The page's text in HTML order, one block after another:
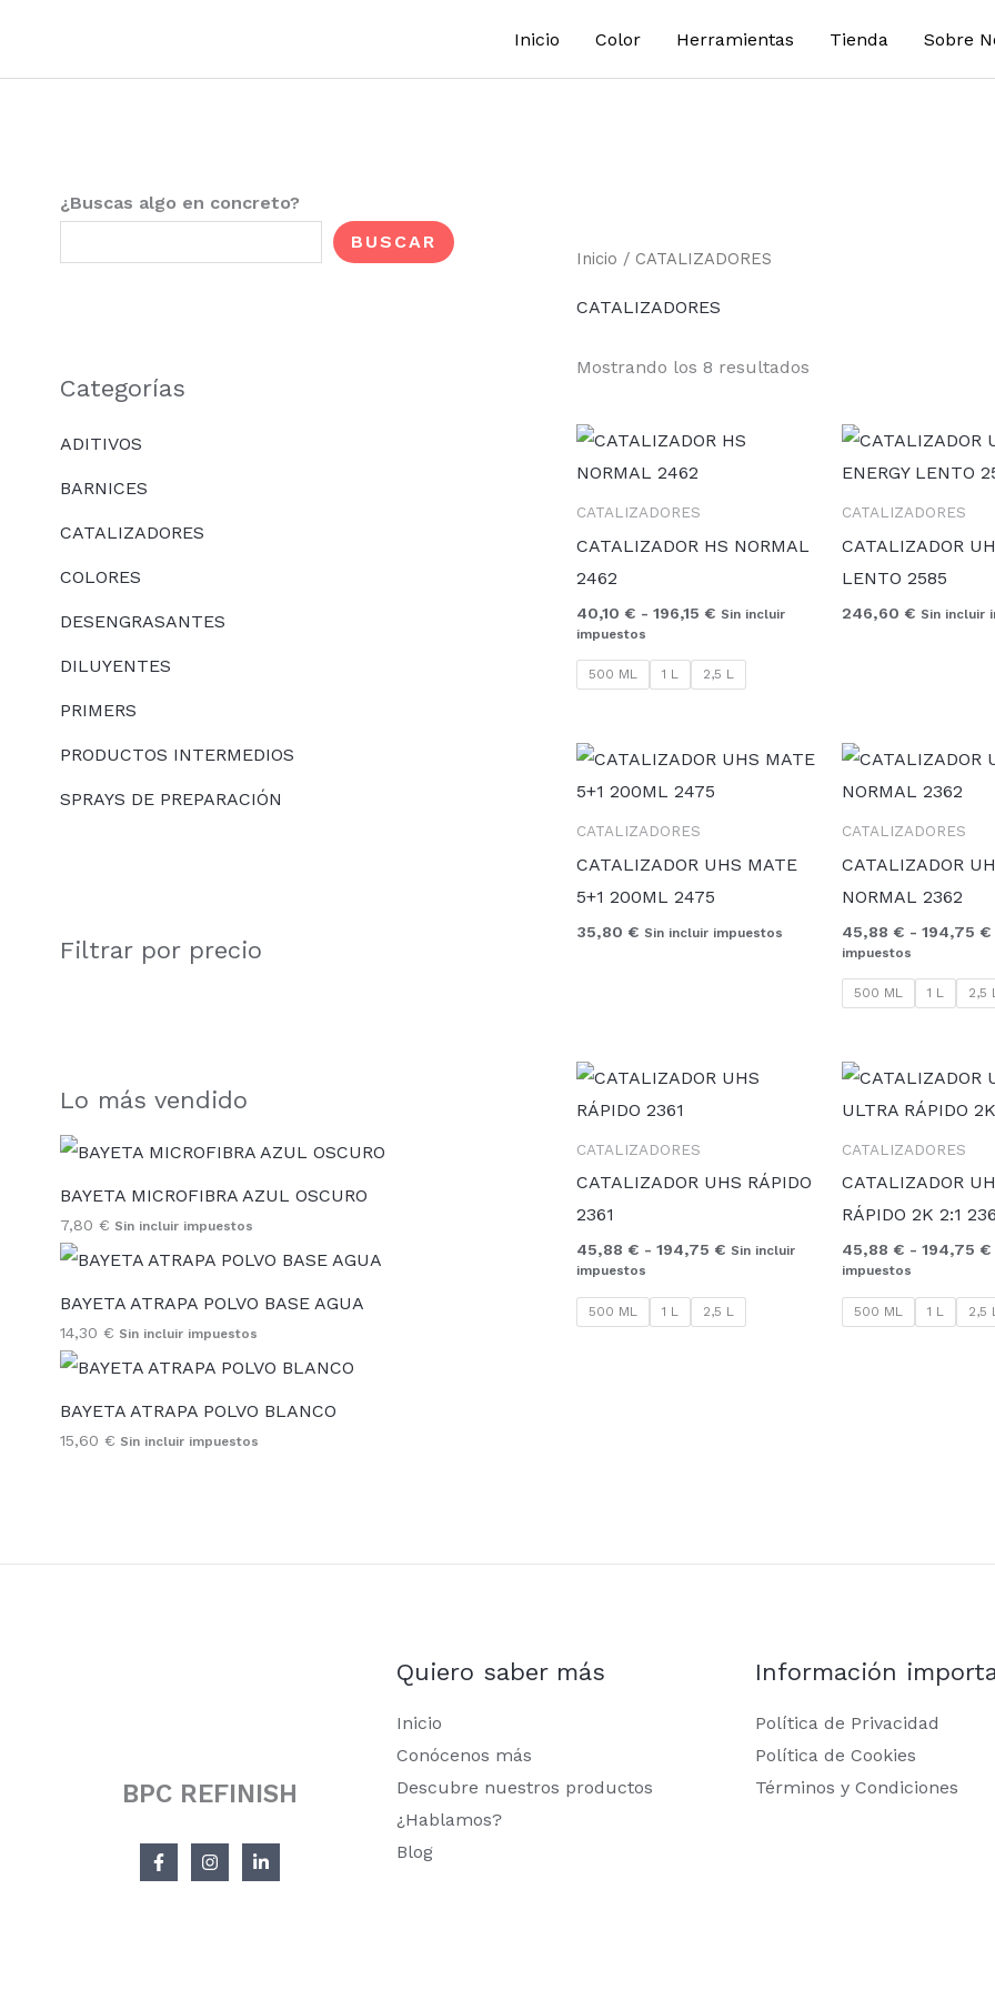
contenido
Inicio Color Herramientas Tienda Sobre
¿Buscas algo en concreto?
BUSCAR
Categorías
ADITIVOS
BARNICES
CATALIZADORES
COLORES
DESENGRASANTES
DILUYENTES
PRIMERS
PRODUCTOS INTERMEDIOS
SPRAYS DE PREPARACIÓN
Filtrar por precio
Lo más vendido
BAYETA MICROFIBRA AZUL OSCURO
7,80 € Sin incluir impuestos
BAYETA ATRAPA POLVO BASE AGUA
14,30 € Sin incluir impuestos
BAYETA ATRAPA POLVO BLANCO
15,60 € Sin incluir impuestos
Inicio / CATALIZADORES
CATALIZADORES
Mostrando los 8 resultados
CATALIZADORES
CATALIZADOR HS NORMAL
2462
40,10 € - 196,15 €
Rango
196,15 €
Sin incluir
impuestos
500 ML 1 L 2,5 L
CATALIZADORES
CATALIZADOR
LENTO 2585
246,60 € Sin incluir
CATALIZADORES
CATALIZADOR UHS MATE
5+1 200ML 2475
35,80 € Sin incluir impuestos
CATALIZADORES
CATALIZADOR
NORMAL 2362
45,88 € - 194,75 €
impuestos
500 ML 1 L 2,5 L
CATALIZADORES
CATALIZADOR UHS RÁPIDO
2361
45,88 € - 194,75 €
Rango
hasta
194,75 €
Sin incluir
impuestos
500 ML 1 L 2,5 L
CATALIZADORES
CATALIZADOR
RÁPIDO 2K 2:1
45,88 € - 194,75 €
impuestos
500 ML 1 L 2,5 L
BPC REFINISH
Quiero saber más
Inicio
Conócenos más
Descubre nuestros productos
¿Hablamos?
Blog
Información
Política de Privacidad
Política de Cookies
Términos y Condiciones